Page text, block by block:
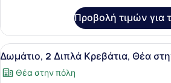
για
Άτομα
με
Αναπηρία
2
Queen
Κρεβάτια,
Πρόσβαση
για
Προβολή τιμών για
Προβολή
όλων
των
Ένα
6
Δωμάτιο, 2 Διπλά Κρεβάτια, Θέα
Θέα στην πόλη